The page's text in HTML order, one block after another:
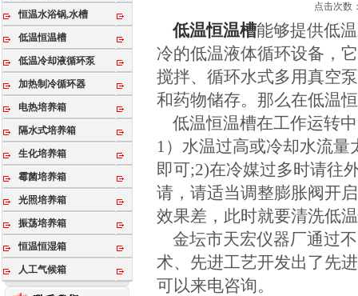
恒温水浴锅,水槽
低温恒温槽
低温冷却液循环泵
加热制冷循环器
电热培养箱
隔水式培养箱
生化培养箱
霉菌培养箱
光照培养箱
振荡培养箱
恒温恒湿箱
人工气候箱
点击次数
低温恒温槽能够提供低
冷的低温液体循环设备，
搅拌、循环水式多用真空
和药物储存。那么在低温
低温恒温槽在工作运转
1）水温过高或冷却水流
即可;2)在冷媒过多时请往
请，请适当调整膨胀阀开
效果差，此时就要清洗低
金坛市天宏仪器厂通过
术、先进工艺开发出了先
可以来电咨询。